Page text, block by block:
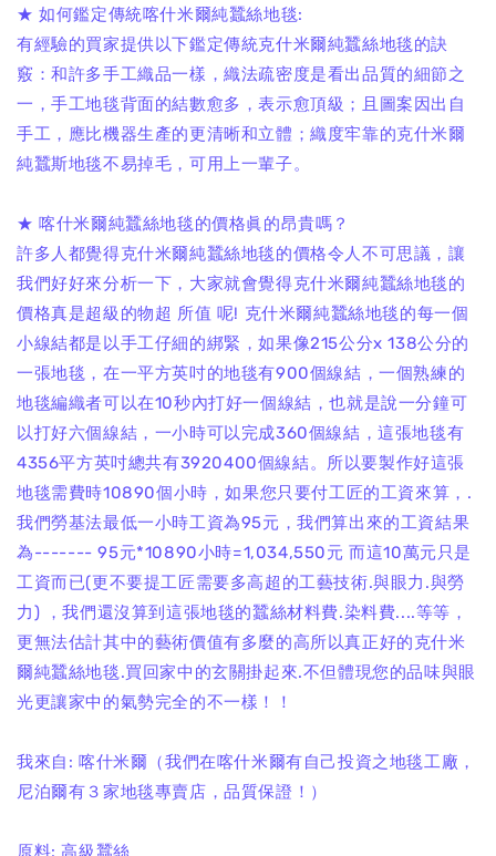
★ 如何鑑定傳統喀什米爾純蠶絲地毯:
有經驗的買家提供以下鑑定傳統克什米爾純蠶絲地毯的訣
竅：和許多手工織品一樣，織法疏密度是看出品質的細節之
一，手工地毯背面的結數愈多，表示愈頂級；且圖案因出自
手工，應比機器生產的更清晰和立體；織度牢靠的克什米爾
純蠶斯地毯不易掉毛，可用上一輩子。
★ 喀什米爾純蠶絲地毯的價格眞的昂貴嗎？
許多人都覺得克什米爾純蠶絲地毯的價格令人不可思議，讓
我們好好來分析一下，大家就會覺得克什米爾純蠶絲地毯的
價格真是超級的物超 所值 呢! 克什米爾純蠶絲地毯的每一個
小線結都是以手工仔細的綁緊，如果像215公分x 138公分的
一張地毯，在一平方英吋的地毯有900個線結，一個熟練的
地毯編織者可以在10秒內打好一個線結，也就是說一分鐘可
以打好六個線結，一小時可以完成360個線結，這張地毯有
4356平方英吋總共有3920400個線結。所以要製作好這張
地毯需費時10890個小時，如果您只要付工匠的工資來算，.
我們勞基法最低一小時工資為95元，我們算出來的工資結果
為------- 95元*10890小時=1,034,550元 而這10萬元只是
工資而已(更不要提工匠需要多高超的工藝技術.與眼力.與勞
力) ，我們還沒算到這張地毯的蠶絲材料費.染料費....等等，
更無法估計其中的藝術價值有多麼的高所以真正好的克什米
爾純蠶絲地毯.買回家中的玄關掛起來.不但體現您的品味與眼
光更讓家中的氣勢完全的不一樣！！
我來自: 喀什米爾（我們在喀什米爾有自己投資之地毯工廠，
尼泊爾有３家地毯專賣店，品質保證！）
原料: 高級蠶絲